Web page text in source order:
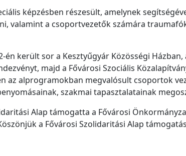
képzésben részesült, amelynek
valamint a csoportvezetők számára
én került sor a Kesztyűgyár Közösségi
majd a Fővárosi Szociális
az alprogramokban megvalósult csoportok
szakmai tapasztalatainak
Alap támogatta a Fővárosi
a Fővárosi Szolidaritási Alap